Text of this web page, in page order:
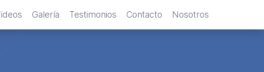
Galería Testimonios Contacto Nosotros